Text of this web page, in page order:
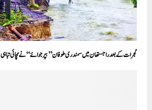
گجرات کے بعد راجستھان میں سمندری طوفان ’’بپرجوائے‘‘ نے مچائی تباہی